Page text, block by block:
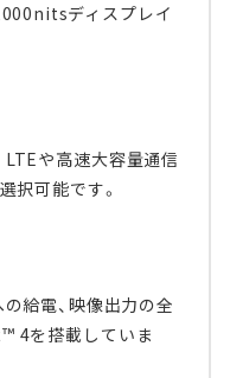
ディスプレイ
や高速大容量通信
択可能です。
給電、映像出力の全
4を搭載していま